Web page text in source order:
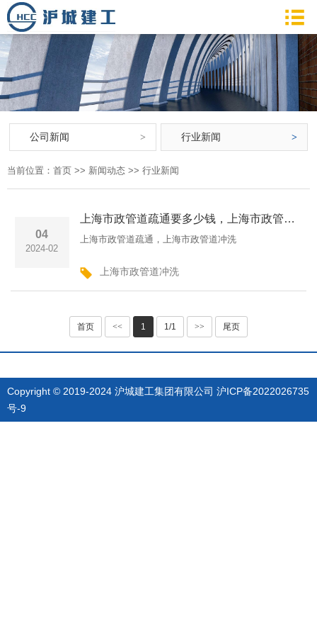
公司新闻 行业新闻
当前位置： 首页 >> 新闻动态 >> 行业新闻
04
2024-02
上海市政管道疏通要多少钱，上海市政管道冲洗清洗的台班价格
上海市政管道疏通，上海市政管道冲洗
上海市政管道冲洗
首页 << 1 1/1 >> 尾页
Copyright © 2019-2024 沪城建工集团有限公司 沪ICP备2022026735
号-9